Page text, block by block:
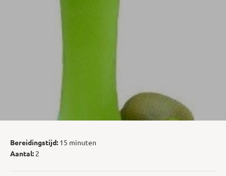
Bereidingstijd: 15 minuten
Aantal: 2